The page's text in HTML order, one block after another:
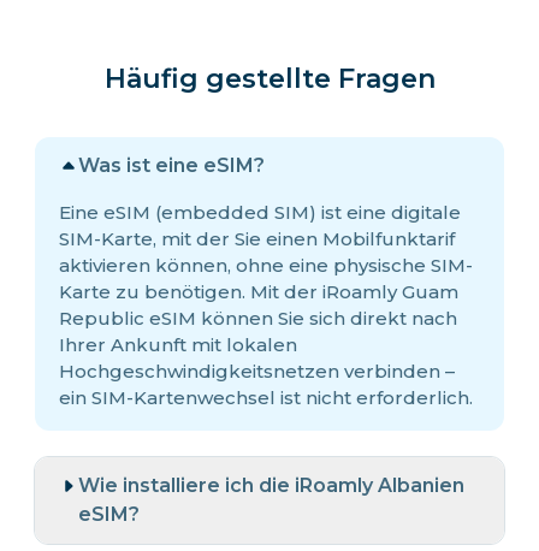
Häufig gestellte Fragen
Was ist eine eSIM?
Eine eSIM (embedded SIM) ist eine digitale
SIM-Karte, mit der Sie einen Mobilfunktarif
aktivieren können, ohne eine physische SIM-
Karte zu benötigen. Mit der iRoamly Guam
Republic eSIM können Sie sich direkt nach
Ihrer Ankunft mit lokalen
Hochgeschwindigkeitsnetzen verbinden –
ein SIM-Kartenwechsel ist nicht erforderlich.
Wie installiere ich die iRoamly Albanien
eSIM?